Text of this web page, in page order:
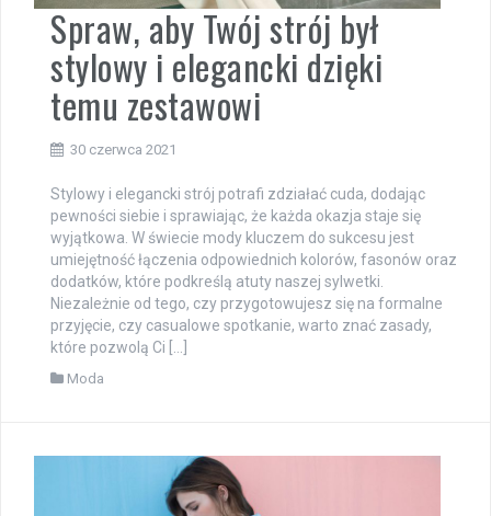
Spraw, aby Twój strój był
stylowy i elegancki dzięki
temu zestawowi
30 czerwca 2021
Stylowy i elegancki strój potrafi zdziałać cuda, dodając
pewności siebie i sprawiając, że każda okazja staje się
wyjątkowa. W świecie mody kluczem do sukcesu jest
umiejętność łączenia odpowiednich kolorów, fasonów oraz
dodatków, które podkreślą atuty naszej sylwetki.
Niezależnie od tego, czy przygotowujesz się na formalne
przyjęcie, czy casualowe spotkanie, warto znać zasady,
które pozwolą Ci […]
Moda